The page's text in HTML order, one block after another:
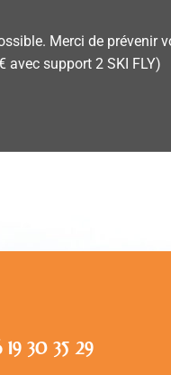
Merci de
avec support 2 SKI FLY)
19 30 35 29